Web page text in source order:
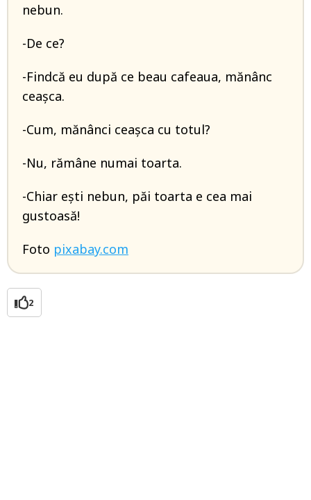
nebun.
-De ce?
-Findcă eu după ce beau cafeaua, mănânc
ceașca.
-Cum, mănânci ceașca cu totul?
-Nu, rămâne numai toarta.
-Chiar ești nebun, păi toarta e cea mai
gustoasă!
Foto pixabay.com
2